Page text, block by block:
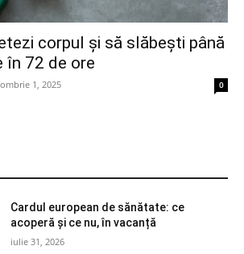
corpul și să slăbești până
în 72 de ore
1, 2025 0
Cardul european de sănătate: ce
acoperă și ce nu, în vacanță
iulie 31, 2026